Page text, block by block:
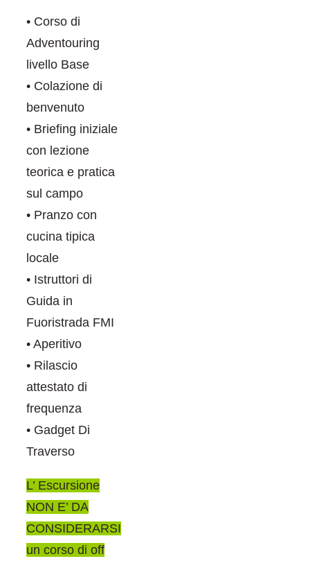
• Corso di
Adventouring
livello Base
• Colazione di
benvenuto
• Briefing iniziale
con lezione
teorica e pratica
sul campo
• Pranzo con
cucina tipica
locale
• Istruttori di
Guida in
Fuoristrada FMI
• Aperitivo
• Rilascio
attestato di
frequenza
• Gadget Di
Traverso
L’ Escursione
NON E’ DA
CONSIDERARSI
un corso di off